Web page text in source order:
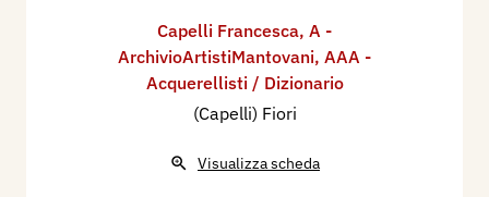
Capelli Francesca, A -
ArchivioArtistiMantovani, AAA -
Acquerellisti / Dizionario
(Capelli) Fiori
Visualizza scheda